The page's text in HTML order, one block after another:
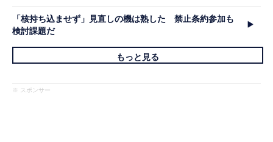
「核持ち込ませず」見直しの機は熟した 禁止条約参加も
検討課題だ
もっと見る
※ スポンサー